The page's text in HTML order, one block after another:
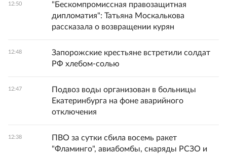
12:50
"Бескомпромиссная правозащитная
дипломатия": Татьяна Москалькова
рассказала о возвращении курян
12:48
Запорожские крестьяне встретили солдат
РФ хлебом-солью
12:47
Подвоз воды организован в больницы
Екатеринбурга на фоне аварийного
отключения
12:38
ПВО за сутки сбила восемь ракет
"Фламинго", авиабомбы, снаряды РСЗО и